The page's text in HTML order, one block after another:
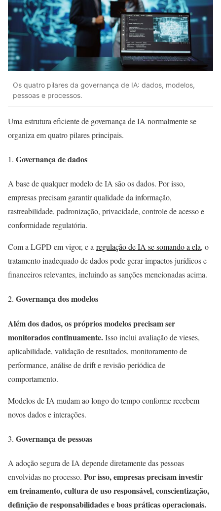
Os quatro pilares da governança de IA: dados, modelos,
pessoas e processos.
Uma estrutura eficiente de governança de IA normalmente se
organiza em quatro pilares principais.
Governança de dados
A base de qualquer modelo de IA são os dados. Por isso,
empresas precisam garantir qualidade da informação,
rastreabilidade, padronização, privacidade, controle de acesso e
conformidade regulatória.
Com a LGPD em vigor, e a regulação de IA se somando a ela, o
tratamento inadequado de dados pode gerar impactos jurídicos e
financeiros relevantes, incluindo as sanções mencionadas acima.
Governança dos modelos
Além dos dados, os próprios modelos precisam ser
monitorados continuamente.Isso inclui avaliação de vieses,
aplicabilidade, validação de resultados, monitoramento de
performance, análise de drift e revisão periódica de
comportamento.
Modelos de IA mudam ao longo do tempo conforme recebem
novos dados e interações.
Governança de pessoas
A adoção segura de IA depende diretamente das pessoas
envolvidas no processo. Por isso, empresas precisam investir
em treinamento, cultura de uso responsável, conscientização,
definição de responsabilidades e boas práticas operacionais.